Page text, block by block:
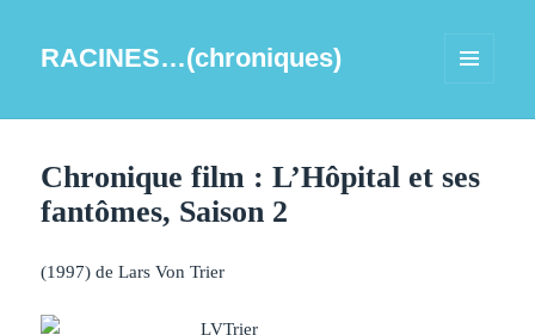
RACINES…(chroniques)
WIDGETS
Chronique film : L’Hôpital et ses
fantômes, Saison 2
(1997) de Lars Von Trier